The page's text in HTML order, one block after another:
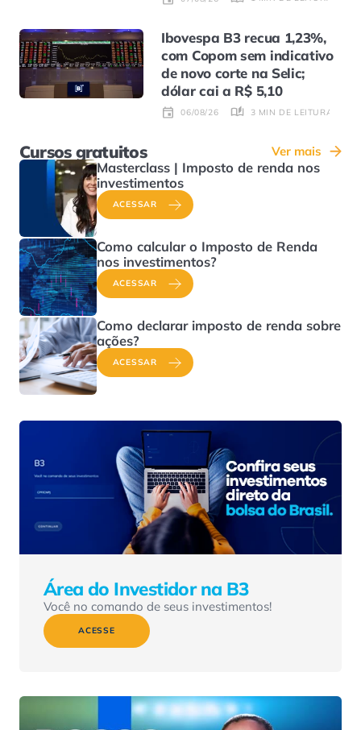
Ibovespa B3 recua 1,23%,
com Copom sem indicativo
de novo corte na Selic;
dólar cai a R$ 5,10
06/08/26 3 MIN DE LEITURA
Cursos gratuitos Ver mais
Masterclass | Imposto de renda nos
investimentos
ACESSAR
Como calcular o Imposto de Renda
nos investimentos?
ACESSAR
Como declarar imposto de renda sobre
ações?
ACESSAR
Área do Investidor na B3
Você no comando de seus investimentos!
ACESSE